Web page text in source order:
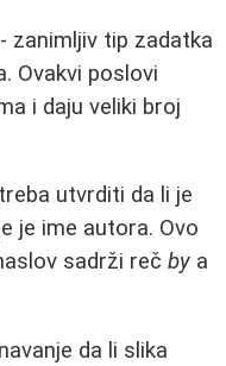
- zanimljiv tip zadatka
Ovakvi poslovi
i daju veliki broj
utvrditi da li je
je ime autora. Ovo
sadrži reč by a
da li slika